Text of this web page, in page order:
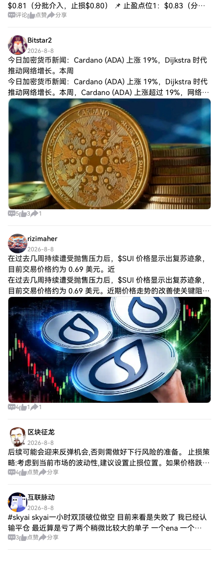
$0.81（分批介入，止损$0.80） 📌 止盈点位1：$0.83（分批
落袋，保住利润） 📌 止盈点位2：$0.83（突破后跟进，不贪
评论 点赞 分享
Bitstar2
2026-8-8
今日加密货币新闻：Cardano (ADA) 上涨 19%，Dijkstra 时代
推动网络增长。本周
今日加密货币新闻：Cardano (ADA) 上涨 19%，Dijkstra 时代
推动网络增长。本周，Cardano (ADA) 上涨超过 19%，网络升
级、巨鲸资金涌入以及交易活动活跃度上升支撑了
5 3 1
rizimaher
2026-8-8
在过去几周持续​​遭受抛售压力后，$SUI 价格显示出复苏迹象，
目前交易价格约为 0.69 美元。近
在过去几周持续遭受抛售压力后，$SUI 价格显示出复苏迹象，
目前交易价格约为 0.69 美元。近期价格走势的改善使关键阻力
位重新成为关注焦点，多头正试图重新掌控局面并扭转整体下
跌趋势。 $SUI 面临
4 1 1
区块征龙
2026-8-8
后续可能会迎来反弹机会,否则需做好下行风险的准备。 止损策
略:考虑到当前市场的波动性,建议设置止损位置。如果价格跌破
2330,可以考虑减仓或平仓以降低损失。 适时建仓:若市场情绪
4 点赞 分享
互联脉动
2026-8-8
#skyai skyai一小时双顶破位做空 目前来看是失败了 我已经认
输平仓 最近算是亏了两个稍微比较大的单子 一个ena 一个
skyai 这两个月赚的钱都回撤了 还好本金还在 但是我还是感觉
3 点赞 分享